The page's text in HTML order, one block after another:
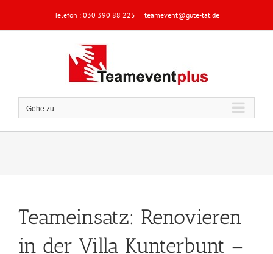
springen
Telefon : 030 390 88 225 | teamevent@gute-tat.de
Gehe zu ...
Teameinsatz: Renovieren
in der Villa Kunterbunt –